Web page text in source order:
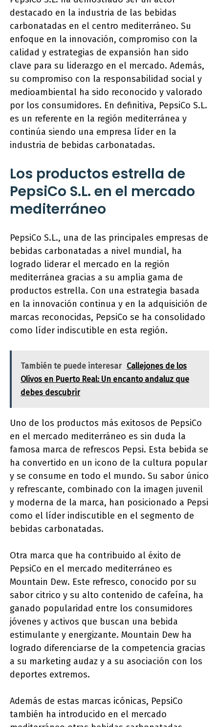
destacado en la industria de las bebidas
carbonatadas en el centro mediterráneo. Su
enfoque en la innovación, compromiso con la
calidad y estrategias de expansión han sido
clave para su liderazgo en el mercado. Además,
su compromiso con la responsabilidad social y
medioambiental ha sido reconocido y valorado
por los consumidores. En definitiva, PepsiCo S.L.
es un referente en la región mediterránea y
continúa siendo una empresa líder en la
industria de bebidas carbonatadas.
Los productos estrella de
PepsiCo S.L. en el mercado
mediterráneo
PepsiCo S.L., una de las principales empresas de
bebidas carbonatadas a nivel mundial, ha
logrado liderar el mercado en la región
mediterránea gracias a su amplia gama de
productos estrella. Con una estrategia basada
en la innovación continua y en la adquisición de
marcas reconocidas, PepsiCo se ha consolidado
como líder indiscutible en esta región.
También te puede interesar Callejones de los
Olivos en Puerto Real: Un encanto andaluz que
debes descubrir
Uno de los productos más exitosos de PepsiCo
en el mercado mediterráneo es sin duda la
famosa marca de refrescos Pepsi. Esta bebida se
ha convertido en un icono de la cultura popular
y se consume en todo el mundo. Su sabor único
y refrescante, combinado con la imagen juvenil
y moderna de la marca, han posicionado a Pepsi
como el líder indiscutible en el segmento de
bebidas carbonatadas.
Otra marca que ha contribuido al éxito de
PepsiCo en el mercado mediterráneo es
Mountain Dew. Este refresco, conocido por su
sabor citrico y su alto contenido de cafeína, ha
ganado popularidad entre los consumidores
jóvenes y activos que buscan una bebida
estimulante y energizante. Mountain Dew ha
logrado diferenciarse de la competencia gracias
a su marketing audaz y a su asociación con los
deportes extremos.
Además de estas marcas icónicas, PepsiCo
también ha introducido en el mercado